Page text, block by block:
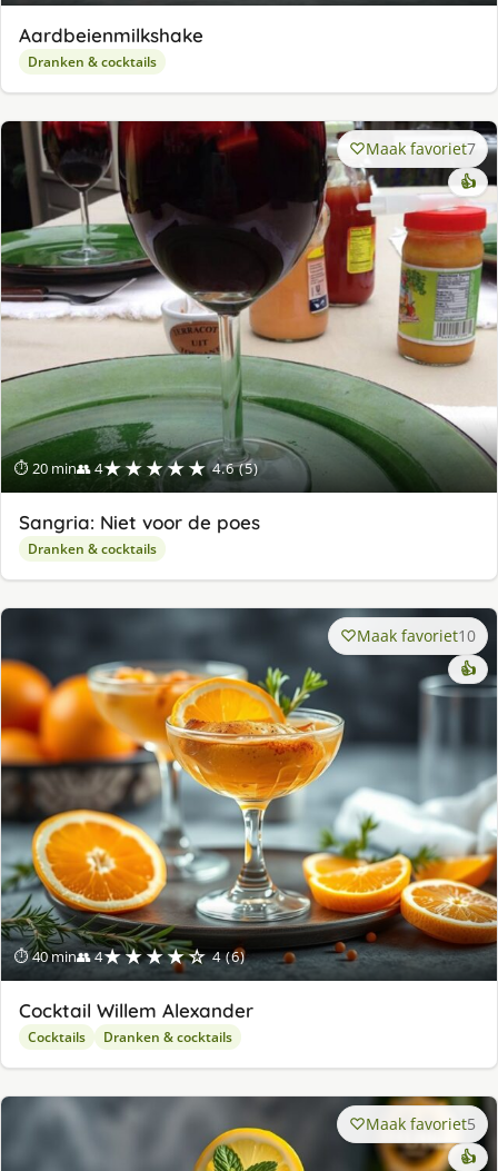
Aardbeienmilkshake
Dranken & cocktails
⏱ 20 min👥 4★★★★★ 4.6 (5)
Maak favoriet7
👍
Sangria: Niet voor de poes
Dranken & cocktails
⏱ 40 min👥 4★★★★☆ 4 (6)
Maak favoriet10
👍
Cocktail Willem Alexander
Cocktails Dranken & cocktails
Maak favoriet5
👍